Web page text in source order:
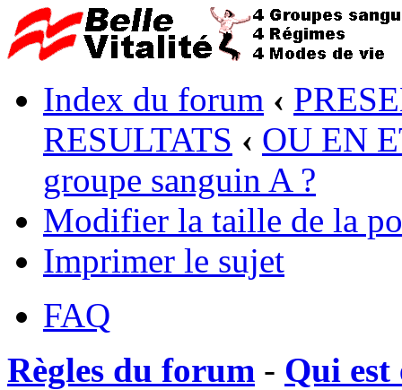
Index du forum ‹
RESULTATS ‹ OU EN
groupe sanguin A ?
Modifier la taille de la
Imprimer le sujet
FAQ
Règles du forum - Qui est